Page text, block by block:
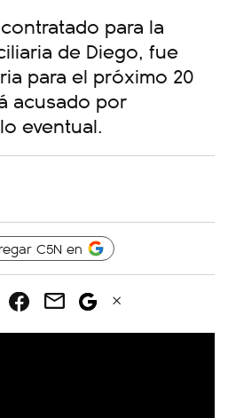
para la
de Diego, fue
para el próximo 20
acusado por
eventual.
C5N en